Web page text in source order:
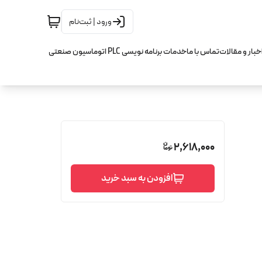
ورود | ثبت‌نام
و مقالاتتماس با ماخدمات برنامه نویسی PLC اتوماسیون صنعتی
2,618,000
افزودن به سبد خرید